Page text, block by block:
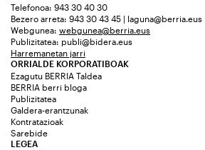
Telefonoa: 943 30 40 30
Bezero arreta: 943 30 43 45 | laguna@berria.eus
Webgunea: webgunea@berria.eus
Publizitatea: publi@bidera.eus
Harremanetan jarri
ORRIALDE KORPORATIBOAK
Ezagutu BERRIA Taldea
BERRIA berri bloga
Publizitatea
Galdera-erantzunak
Kontratazioak
Sarebide
LEGEA